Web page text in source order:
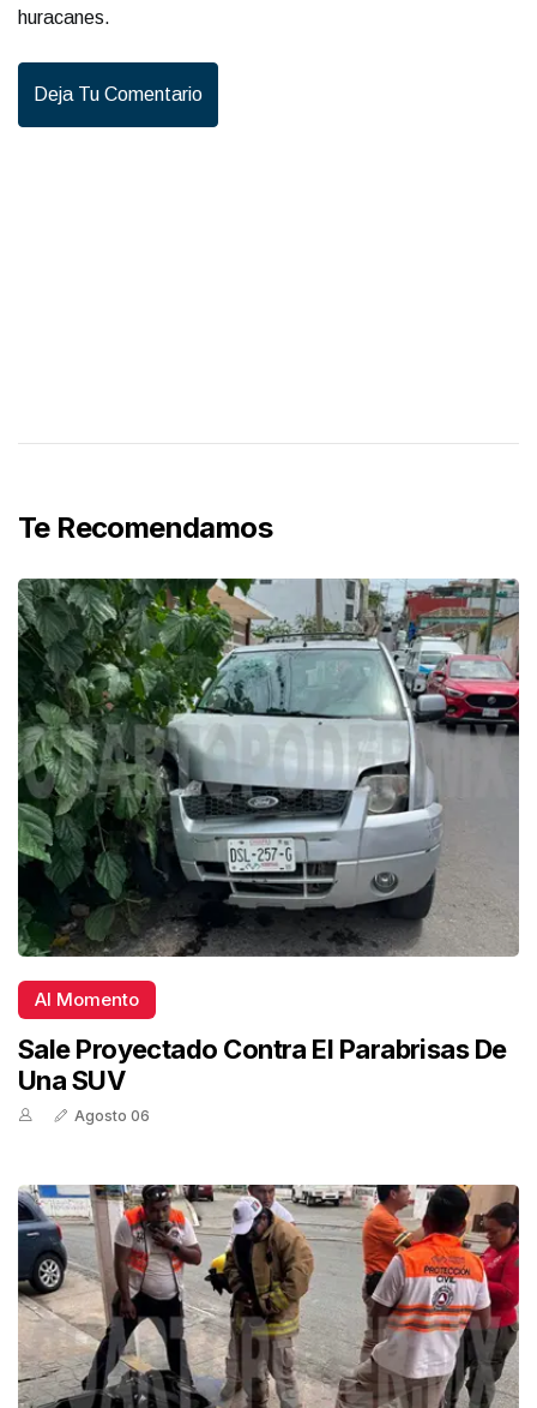
huracanes.
Deja Tu Comentario
Te Recomendamos
Al Momento
Sale Proyectado Contra El Parabrisas De
Una SUV
Agosto 06